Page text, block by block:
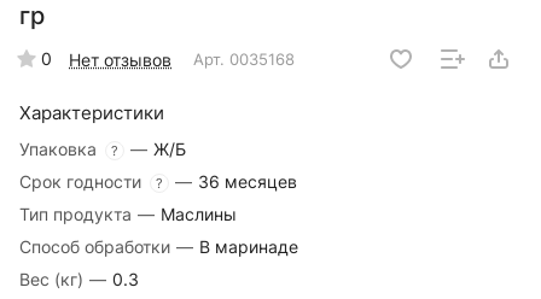
гр
0 Нет отзывов Арт. 0035168
Характеристики
Упаковка ? — Ж/Б
Срок годности
? — 36 месяцев
Тип продукта — Маслины
Способ обработки — В маринаде
Вес (кг) — 0.3